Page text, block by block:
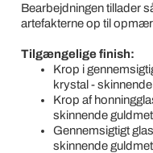
Bearbejdningen tillader
artefakterne op til
Tilgængelige finish:
Krop i
krystal -
Krop af
skinnende
Gennemsigtigt
skinnende